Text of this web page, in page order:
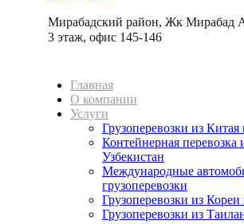
Мирабадский район, Жк Мирабад
3 этаж, офис 145-146
Главная
О компании
Услуги
Грузоперевозки из Китая
Контейнерная перевозка
Узбекистан
Международные
грузоперевозки
Грузоперевозки из Кореи
Грузоперевозки из